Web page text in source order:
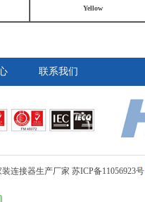
Yellow
联系我们
连接器生产厂家 苏ICP备11056923号